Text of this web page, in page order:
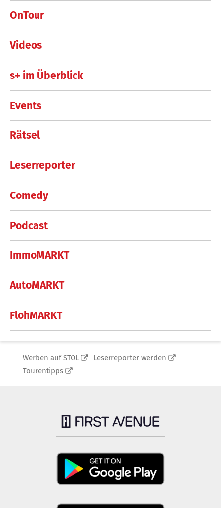
OnTour
Videos
s+ im Überblick
Events
Rätsel
Leserreporter
Comedy
Podcast
ImmoMARKT
AutoMARKT
FlohMARKT
Werben auf STOL
Leserreporter werden
Tourentipps